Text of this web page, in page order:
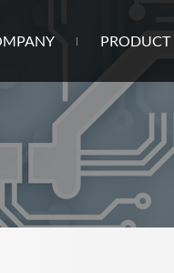
PRODUCT